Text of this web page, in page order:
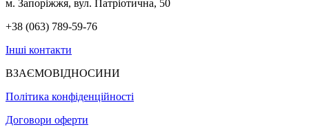
м. Запоріжжя, вул. Патріотична, 50
+38 (063) 789-59-76
Інші контакти
ВЗАЄМОВІДНОСИНИ
Політика конфіденційності
Договори оферти